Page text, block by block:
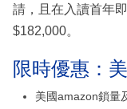
請，且在入讀首年
$182,000。
限時優惠：
美國amazon鎖量